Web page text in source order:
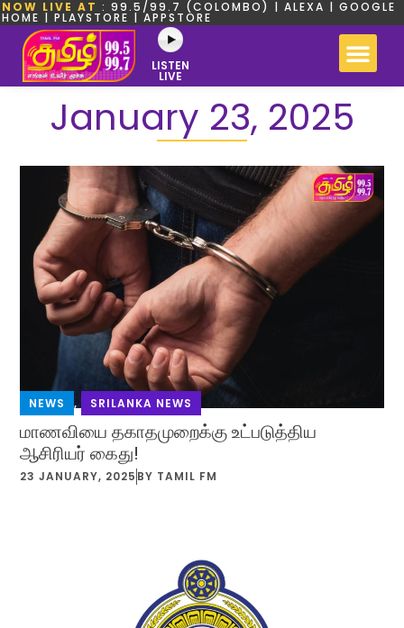
NOW LIVE AT : 99.5/99.7 (COLOMBO) | ALEXA | GOOGLE
HOME | PLAYSTORE | APPSTORE
LISTEN
LIVE
January 23, 2025
NEWS , SRILANKA NEWS
மாணவியை தகாதமுறைக்கு உட்படுத்திய
ஆசிரியர் கைது!
23 JANUARY, 2025 BY TAMIL FM